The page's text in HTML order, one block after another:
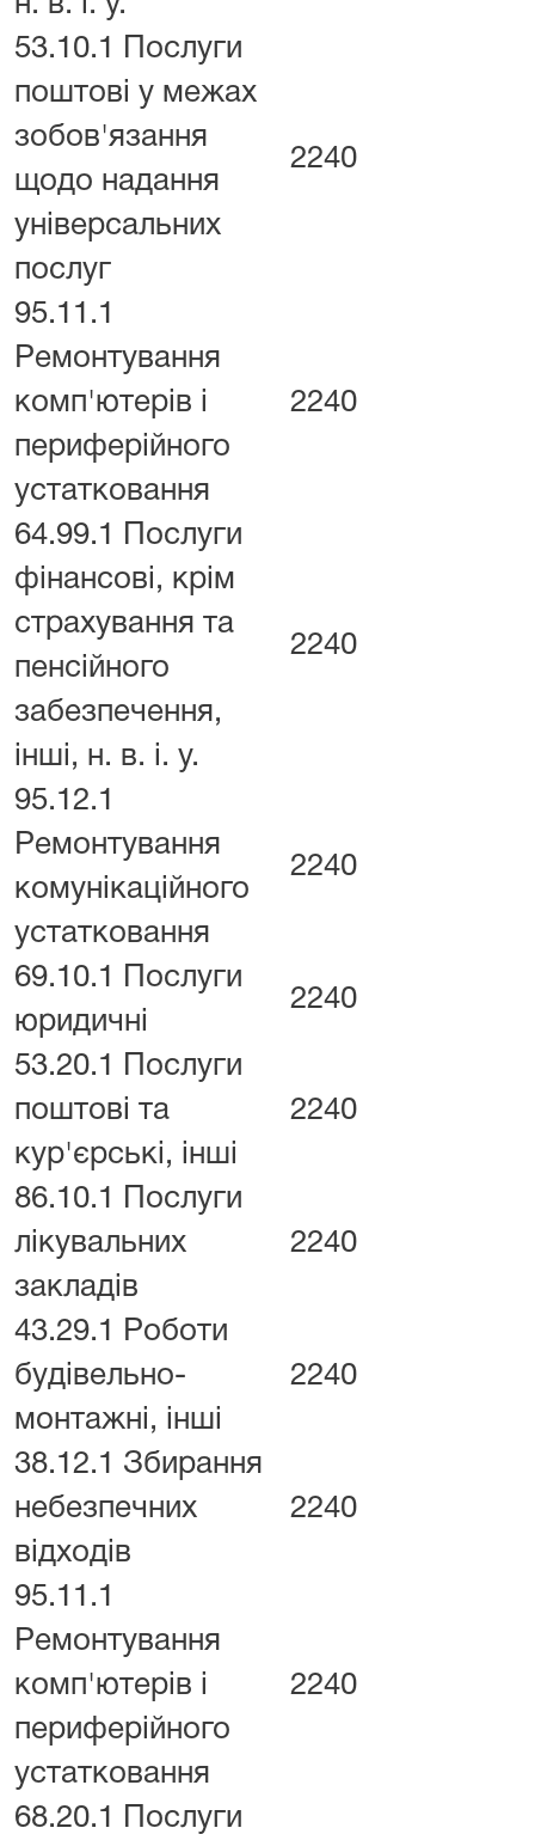
53.10.1 Послуги
поштові у межах
зобов'язання
щодо надання
універсальних
послуг
2240
95.11.1
Ремонтування
комп'ютерів і
периферійного
устатковання
2240
64.99.1 Послуги
фінансові, крім
страхування та
пенсійного
забезпечення,
інші, н. в. і. у.
2240
95.12.1
Ремонтування
комунікаційного
устатковання
2240
69.10.1 Послуги
юридичні
2240
53.20.1 Послуги
поштові та
кур'єрські, інші
2240
86.10.1 Послуги
лікувальних
закладів
2240
43.29.1 Роботи
будівельно-
монтажні, інші
2240
38.12.1 Збирання
небезпечних
відходів
2240
95.11.1
Ремонтування
комп'ютерів і
периферійного
устатковання
2240
68.20.1 Послуги